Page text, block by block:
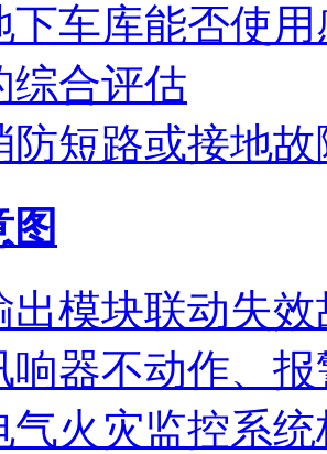
下车库能否使
综合评估
防短路或接地
出模块联动失效
响器不动作、
气火灾监控系